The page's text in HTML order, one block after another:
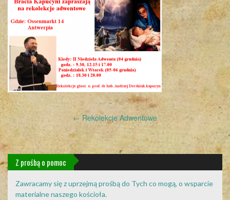
Post
navigation
← Rekolekcje Adwentowe
Z prośbą o pomoc
Zawracamy się z uprzejmą prośbą do Tych co mogą, o wsparcie
materialne naszego kościoła.